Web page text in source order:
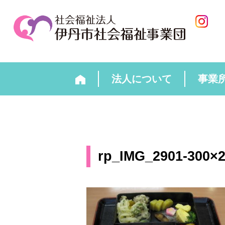
法人について 事業
rp_IMG_2901-